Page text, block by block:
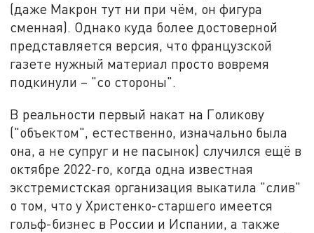
(даже Макрон тут ни при чём, он фигура
сменная). Однако куда более достоверной
представляется версия, что французской
газете нужный материал просто вовремя
подкинули – "со стороны".
В реальности первый накат на Голикову
("объектом", естественно, изначально была
она, а не супруг и не пасынок) случился ещё в
октябре 2022-го, когда одна известная
экстремистская организация выкатила "слив"
о том, что у Христенко-старшего имеется
гольф-бизнес в России и Испании, а также